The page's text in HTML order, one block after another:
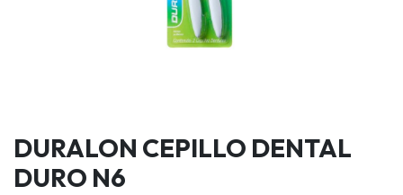
DURALON CEPILLO DENTAL
DURO N6